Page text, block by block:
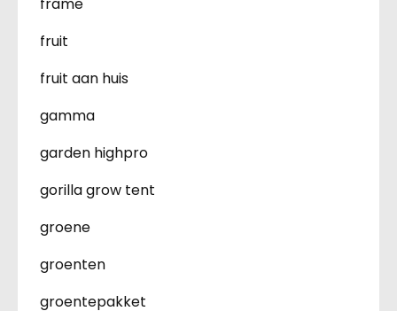
fruit
fruit aan huis
gamma
garden highpro
gorilla grow tent
groene
groenten
groentepakket